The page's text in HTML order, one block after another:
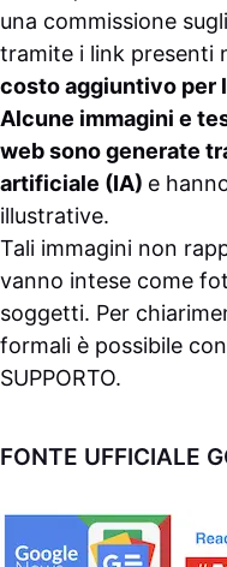
una commissione
tramite i link presenti
costo aggiuntivo per
Alcune immagini e
web sono generate
artificiale (IA) e
illustrative.
Tali immagini non
vanno intese come
soggetti. Per
formali è possibile
SUPPORTO.
FONTE UFFICIALE